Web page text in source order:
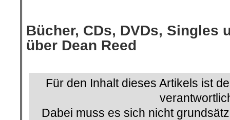
Bücher, CDs, DVDs, Singles
über Dean Reed
Für den Inhalt dieses Artikels ist
Dabei muss es sich nicht